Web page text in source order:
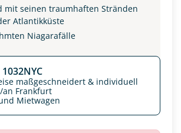
mit seinen traumhaften Stränden
Atlantikküste
Niagarafälle
maßgeschneidert & individuell
an Frankfurt
Mietwagen